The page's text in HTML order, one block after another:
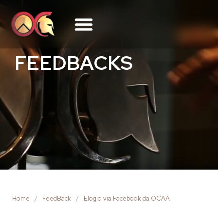
FEEDBACKS
Home / FeedBack / Elogio via Facebook da OCAA